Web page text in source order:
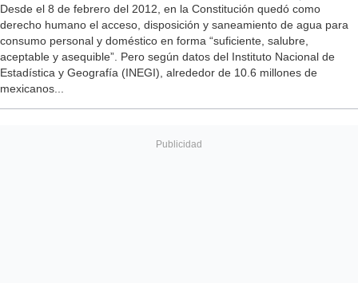
Desde el 8 de febrero del 2012, en la Constitución quedó como
derecho humano el acceso, disposición y saneamiento de agua para
consumo personal y doméstico en forma “suficiente, salubre,
aceptable y asequible”. Pero según datos del Instituto Nacional de
Estadística y Geografía (INEGI), alrededor de 10.6 millones de
mexicanos...